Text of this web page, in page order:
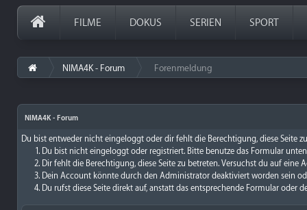
FILME DOKUS SERIEN SPORT
NIMA4K - Forum Forenmeldung
NIMA4K - Forum
Du bist entweder nicht eingeloggt oder dir fehlt die Berechtigung, diese Seite
Du bist nicht eingeloggt oder registriert. Bitte benutze das Formular
Dir fehlt die Berechtigung, diese Seite zu betreten. Versuchst du auf
Dein Account könnte durch den Administrator deaktiviert worden sein
Du rufst diese Seite direkt auf, anstatt das entsprechende Formular oder